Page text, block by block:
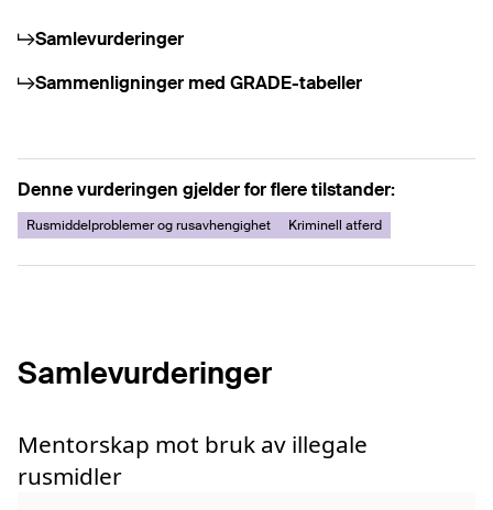
Samlevurderinger
Sammenligninger med GRADE-tabeller
Denne vurderingen gjelder for flere tilstander:
Rusmiddelproblemer og rusavhengighet Kriminell atferd
Samlevurderinger
Mentorskap mot bruk av illegale
rusmidler